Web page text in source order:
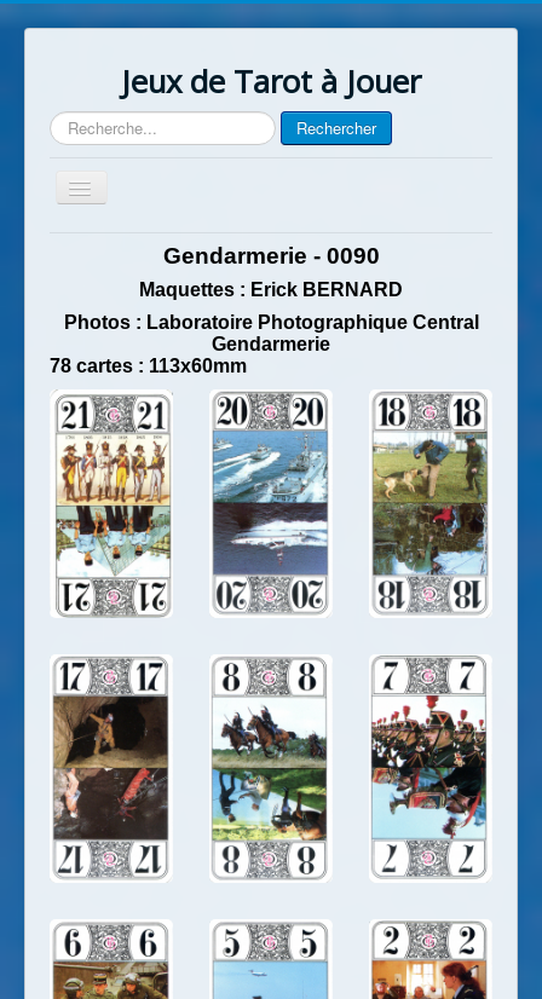
Jeux de Tarot à Jouer
Rechercher Rechercher
Basculer
la
Gendarmerie - 0090
Maquettes : Erick BERNARD
Photos : Laboratoire Photographique Central
Gendarmerie
78 cartes : 113x60mm